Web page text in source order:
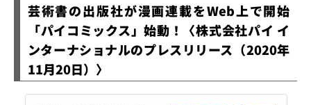
いりました。現在では国内最大規
確固たるものとしております。
芸術書の出版社が漫画連載をWeb上で開始
「パイコミックス」始動！〈株式会社パイ イ
ンターナショナルのプレスリリース（2020年
11月20日）〉